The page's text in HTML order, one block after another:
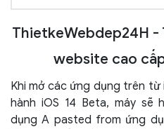
ThietkeWebdep24H
website cao
Khi mở các ứng dụng trên từ
hành iOS 14 Beta, máy sẽ
dụng A pasted from ứng